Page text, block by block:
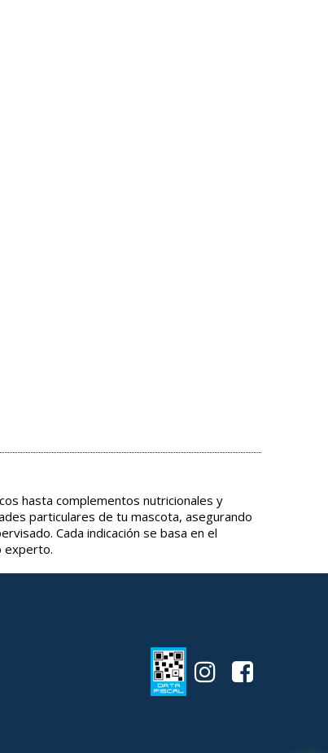
hasta complementos nutricionales y
particulares de tu mascota, asegurando
Cada indicación se basa en el
experto.